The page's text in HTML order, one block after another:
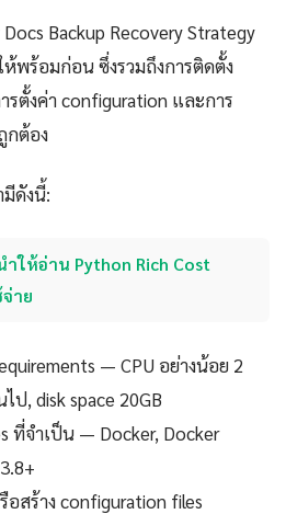
Backup Recovery Strategy
พร้อมก่อน ซึ่งรวมถึงการติดตั้ง
รตั้งค่า configuration และการ
กต้อง
ดังนี้:
ให้อ่าน Python Rich Cost
าย
— CPU อย่างน้อย 2
ป, disk space 20GB
ที่จำเป็น — Docker, Docker
อสร้าง configuration files